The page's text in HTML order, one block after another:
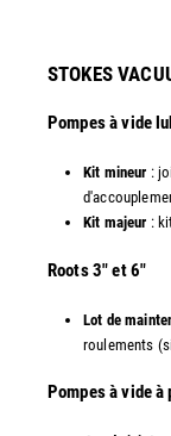
STOKES
Pompes à vide
Kit mineur :
Kit majeur :
​Roots 3" et 6"
Lot de
roulements
​​Pompes à vide